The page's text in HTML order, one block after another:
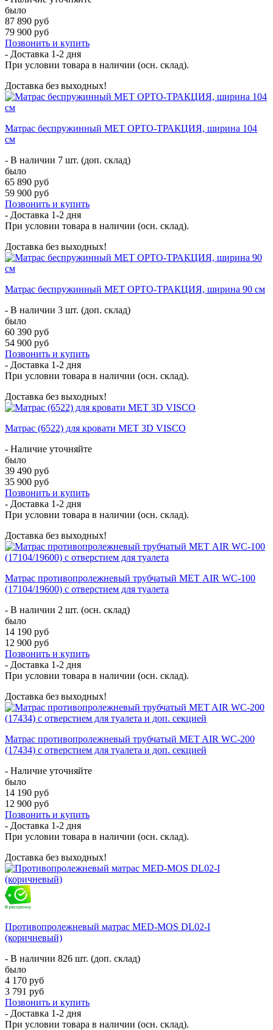
было
87 890 руб
79 900 руб
Позвонить и купить
- Доставка 1-2 дня
При условии товара в наличии (осн. склад).
Доставка без выходных!
Матрас беспружинный МЕТ ОРТО-ТРАКЦИЯ, ширина 104
см
- В наличии 7 шт. (доп. склад)
было
65 890 руб
59 900 руб
Позвонить и купить
- Доставка 1-2 дня
При условии товара в наличии (осн. склад).
Доставка без выходных!
Матрас беспружинный МЕТ ОРТО-ТРАКЦИЯ, ширина 90 см
- В наличии 3 шт. (доп. склад)
было
60 390 руб
54 900 руб
Позвонить и купить
- Доставка 1-2 дня
При условии товара в наличии (осн. склад).
Доставка без выходных!
Матрас (6522) для кровати MET 3D VISCO
- Наличие уточняйте
было
39 490 руб
35 900 руб
Позвонить и купить
- Доставка 1-2 дня
При условии товара в наличии (осн. склад).
Доставка без выходных!
Матрас противопролежневый трубчатый МЕТ AIR WC-100
(17104/19600) с отверстием для туалета
- В наличии 2 шт. (осн. склад)
было
14 190 руб
12 900 руб
Позвонить и купить
- Доставка 1-2 дня
При условии товара в наличии (осн. склад).
Доставка без выходных!
Матрас противопролежневый трубчатый MET AIR WC-200
(17434) с отверстием для туалета и доп. секцией
- Наличие уточняйте
было
14 190 руб
12 900 руб
Позвонить и купить
- Доставка 1-2 дня
При условии товара в наличии (осн. склад).
Доставка без выходных!
Противопролежневый матрас MED-MOS DL02-I
(коричневый)
- В наличии 826 шт. (доп. склад)
было
4 170 руб
3 791 руб
Позвонить и купить
- Доставка 1-2 дня
При условии товара в наличии (осн. склад).